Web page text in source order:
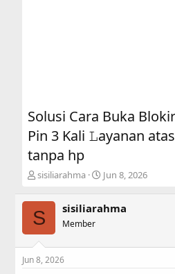
Solusi Cara Buka
Pin 3 Kali 𝙻ayanan
tanpa hp
T
r
e
a
d
t
sisiliarahma
S
r
a
Jun 8, 2026
S sisiliarahma
Member
Jun 8, 2026